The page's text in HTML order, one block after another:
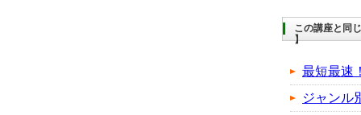
この講座と同
】
最短最速
ジャンル